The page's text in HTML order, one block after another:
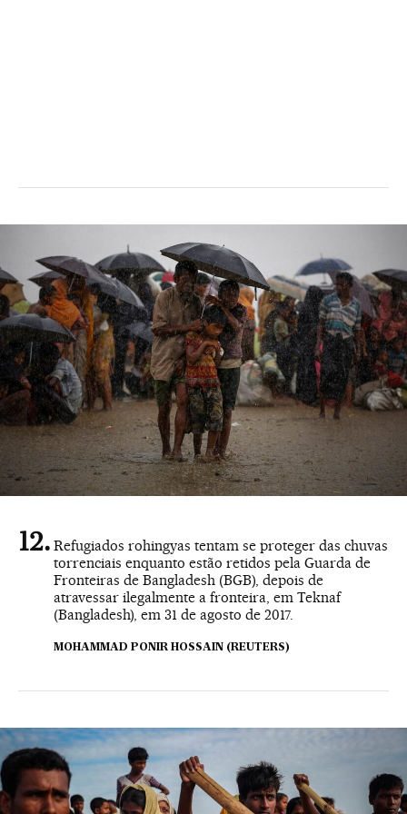
Refugiados rohingyas tentam se proteger das chuvas
torrenciais enquanto estão retidos pela Guarda de
Fronteiras de Bangladesh (BGB), depois de
atravessar ilegalmente a fronteira, em Teknaf
(Bangladesh), em 31 de agosto de 2017.
MOHAMMAD PONIR HOSSAIN (REUTERS)